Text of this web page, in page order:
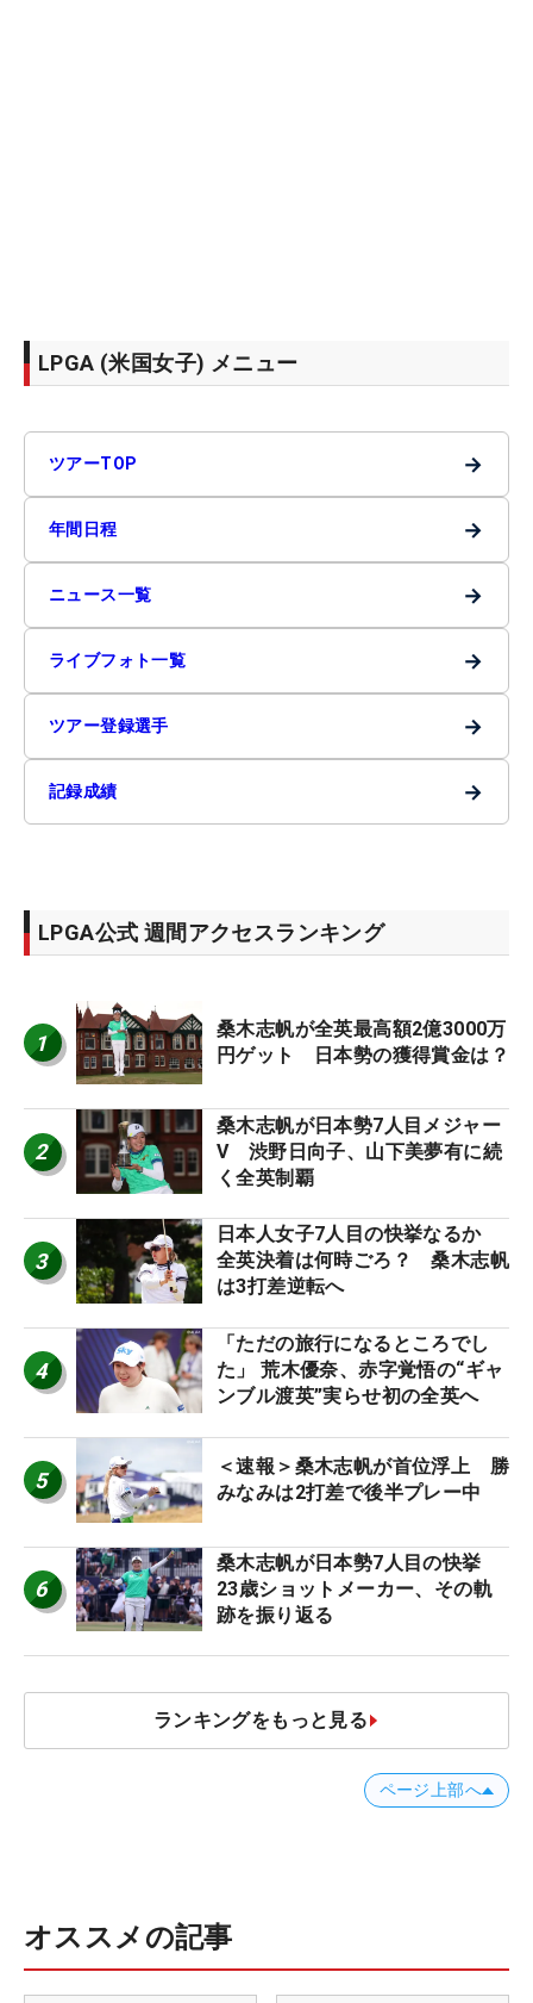
LPGA (米国女子) メニュー
ツアーTOP →
年間日程 →
ニュース一覧 →
ライブフォト一覧 →
ツアー登録選手 →
記録成績 →
LPGA公式 週間アクセスランキング
1
桑木志帆が全英最高額2億3000万
円ゲット 日本勢の獲得賞金は？
2
桑木志帆が日本勢7人目メジャー
V 渋野日向子、山下美夢有に続
く全英制覇
3
日本人女子7人目の快挙なるか
全英決着は何時ごろ？ 桑木志帆
は3打差逆転へ
4
「ただの旅行になるところでし
た」 荒木優奈、赤字覚悟の“ギャ
ンブル渡英”実らせ初の全英へ
5
＜速報＞桑木志帆が首位浮上 勝
みなみは2打差で後半プレー中
6
桑木志帆が日本勢7人目の快挙
23歳ショットメーカー、その軌
跡を振り返る
ランキングをもっと見る
ページ上部へ
オススメの記事